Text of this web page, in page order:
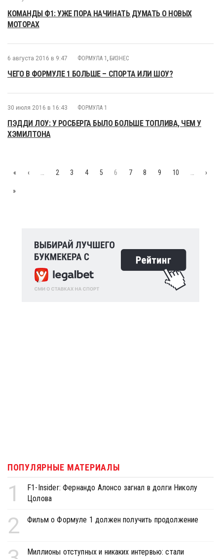
КОМАНДЫ Ф1: УЖЕ ПОРА НАЧИНАТЬ ДУМАТЬ О НОВЫХ
МОТОРАХ
6 августа 2016 в 9:47 ФОРМУЛА 1 , БИЗНЕС
ЧЕГО В ФОРМУЛЕ 1 БОЛЬШЕ – СПОРТА ИЛИ ШОУ?
30 июля 2016 в 16:43 ФОРМУЛА 1
ПЭДДИ ЛОУ: У РОСБЕРГА БЫЛО БОЛЬШЕ ТОПЛИВА, ЧЕМ У
ХЭМИЛТОНА
« ‹ 2 3 4 5 6 7 8 9 10 ›
»
ПОПУЛЯРНЫЕ МАТЕРИАЛЫ
1
F1-Insider: Фернандо Алонсо загнал в долги Николу
Цолова
2 Фильм о Формуле 1 должен получить продолжение
Миллионы отступных и никаких интервью: стали